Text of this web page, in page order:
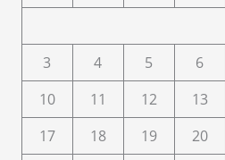
3
4 5 6
10
11 12 13
17
18 19 20